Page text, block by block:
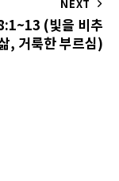
NEXT
(빛을 비추
, 거룩한 부르심)